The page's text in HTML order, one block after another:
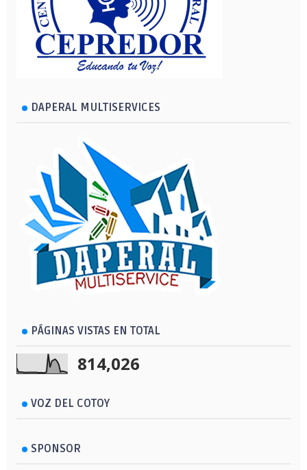
DAPERAL MULTISERVICES
PÁGINAS VISTAS EN TOTAL
814,026
VOZ DEL COTOY
SPONSOR